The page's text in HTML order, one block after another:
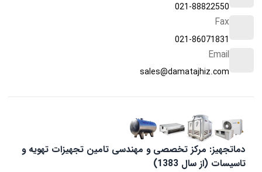
021-88822550
Fax
021-86071831
Email
sales@damatajhiz.com
دماتجهیز: مرکز تخصصی و مهندسی تامین تجهیزات تهویه و
تاسیسات (از سال 1383)